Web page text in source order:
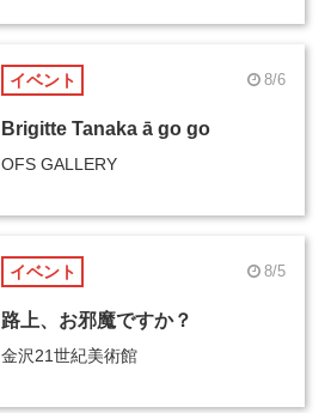
イベント 8/6
Brigitte Tanaka ā go go
OFS GALLERY
イベント 8/5
路上、お邪魔ですか？
金沢21世紀美術館